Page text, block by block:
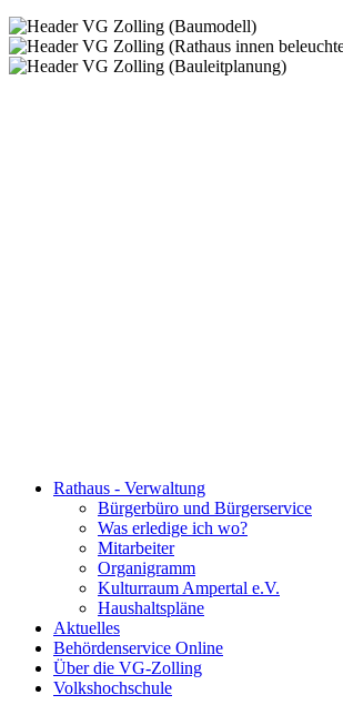
Rathaus - Verwaltung
Bürgerbüro und Bürgerservice
Was erledige ich wo?
Mitarbeiter
Organigramm
Kulturraum Ampertal e.V.
Haushaltspläne
Aktuelles
Behördenservice Online
Über die VG-Zolling
Volkshochschule